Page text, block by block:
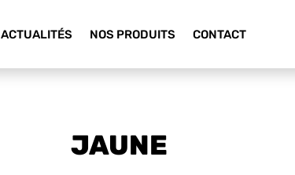
ACTUALITÉS NOS PRODUITS CONTACT
JAUNE